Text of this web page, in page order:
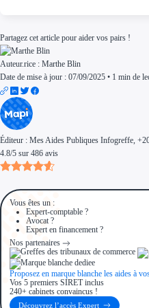
Partagez cet article pour aider vos pairs !
Auteur.rice : Marthe Blin
Date de mise à jour : 07/09/2025 • 1 min de
Éditeur : Mes Aides Publiques Infogreffe ,
4.8/5 sur 486 avis
Vous êtes un :
Expert-comptable ?
Avocat ?
Expert en financement ?
Nos partenaires
Proposez en marque blanche les aides à
Vos 5 premiers SIRET inclus
240+ cabinets convaincus !
Découvrez l’accès Expert